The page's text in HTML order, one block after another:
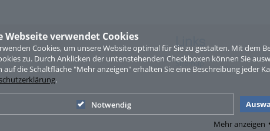
Webseite verwendet Cookies
Cookies, um unsere Website optimal für Sie zu gestalten. Mit dem
zu. Durch Anklicken der untenstehenden Checkboxen können Sie
auf die Schaltfläche "Mehr anzeigen" erhalten Sie eine Beschreibung jeder
.
Notwendig
Mehr anzeigen
Links
Sitemap